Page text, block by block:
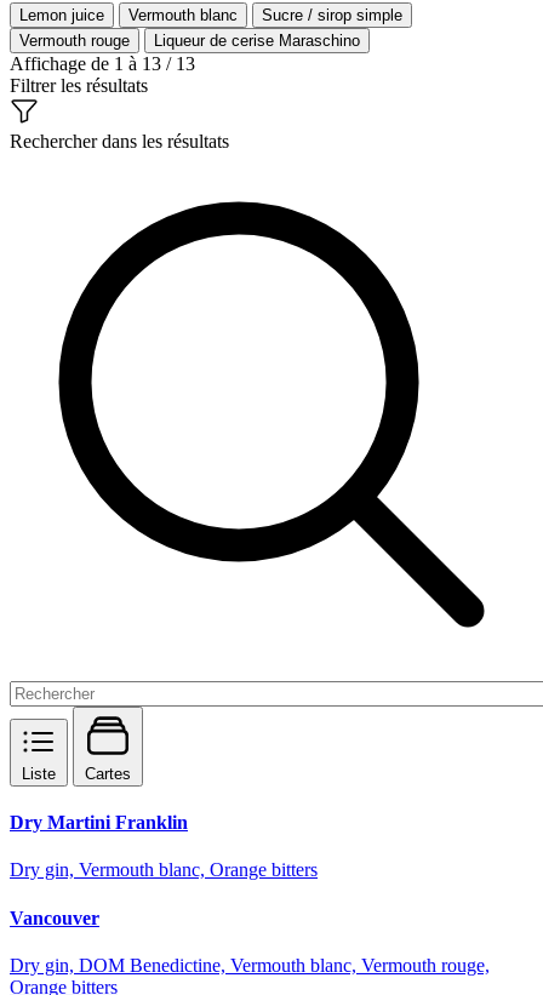
Lemon juice Vermouth blanc
Sucre / sirop simple
Vermouth rouge
Liqueur de cerise Maraschino
Affichage de 1 à 13 / 13
Filtrer les résultats
Rechercher dans les résultats
Liste Cartes
Dry Martini Franklin
Dry gin, Vermouth blanc, Orange bitters
Vancouver
Dry gin, DOM Benedictine, Vermouth blanc, Vermouth rouge,
Orange bitters